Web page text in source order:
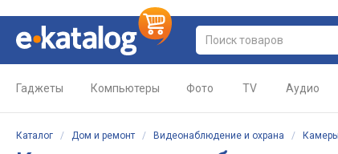
Гаджеты Компьютеры Фото TV Аудио
Каталог / Дом и ремонт / Видеонаблюдение и охрана /